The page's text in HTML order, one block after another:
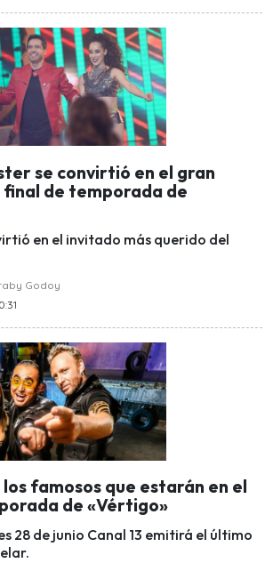
se convirtió en el gran
de temporada de
en el invitado más querido del
Godoy
famosos que estarán en el
de «Vértigo»
28 de junio Canal 13 emitirá el último